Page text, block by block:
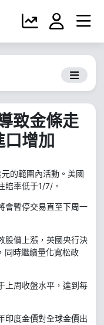
致金條走
增加
的範圍內活動。美國
賠率低于1/7/。
會暫停交易直至下周一
股價上漲，英國央行決
同時繼續量化寬松政
上周收盤水平，達到每
印度金價對全球金價出